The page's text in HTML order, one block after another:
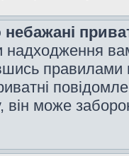
він може